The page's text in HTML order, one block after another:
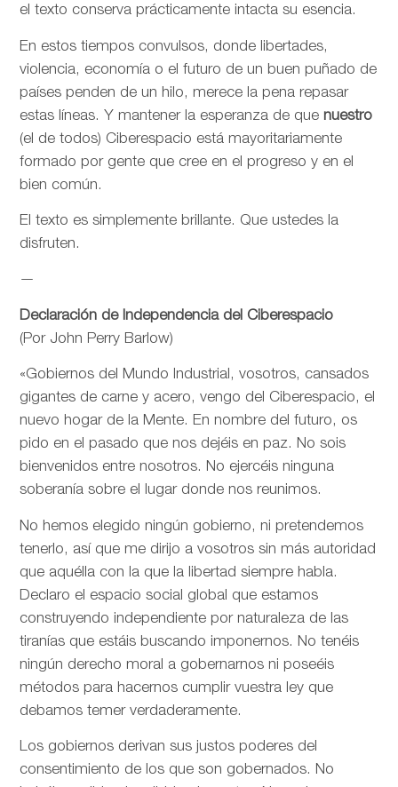
el texto conserva prácticamente intacta su esencia.
En estos tiempos convulsos, donde libertades,
violencia, economía o el futuro de un buen puñado de
países penden de un hilo, merece la pena repasar
estas líneas. Y mantener la esperanza de que nuestro
(el de todos) Ciberespacio está mayoritariamente
formado por gente que cree en el progreso y en el
bien común.
El texto es simplemente brillante. Que ustedes la
disfruten.
—
Declaración de Independencia del Ciberespacio
(Por John Perry Barlow)
«Gobiernos del Mundo Industrial, vosotros, cansados
gigantes de carne y acero, vengo del Ciberespacio, el
nuevo hogar de la Mente. En nombre del futuro, os
pido en el pasado que nos dejéis en paz. No sois
bienvenidos entre nosotros. No ejercéis ninguna
soberanía sobre el lugar donde nos reunimos.
No hemos elegido ningún gobierno, ni pretendemos
tenerlo, así que me dirijo a vosotros sin más autoridad
que aquélla con la que la libertad siempre habla.
Declaro el espacio social global que estamos
construyendo independiente por naturaleza de las
tiranías que estáis buscando imponernos. No tenéis
ningún derecho moral a gobernarnos ni poseéis
métodos para hacernos cumplir vuestra ley que
debamos temer verdaderamente.
Los gobiernos derivan sus justos poderes del
consentimiento de los que son gobernados. No